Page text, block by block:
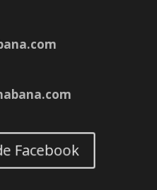
Facebook